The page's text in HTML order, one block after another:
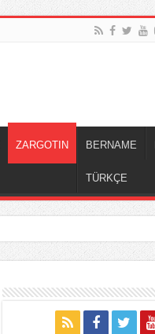
ZARGOTIN BERNAME
TÜRKÇE